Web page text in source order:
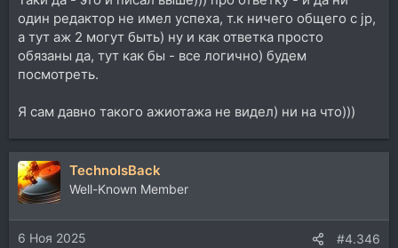
один редактор не имел успеха, т.к ничего общего с jp,
а тут аж 2 могут быть) ну и как ответка просто
обязаны да, тут как бы - все логично) будем
посмотреть.
Я сам давно такого ажиотажа не видел) ни на что)))
TechnoIsBack
Well-Known Member
6 Ноя 2025 #4.346